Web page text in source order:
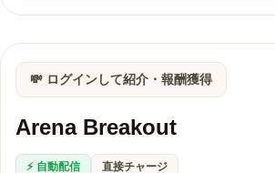
💸 ログインして紹介・報酬獲得
Arena Breakout
⚡ 自動配信 直接チャージ